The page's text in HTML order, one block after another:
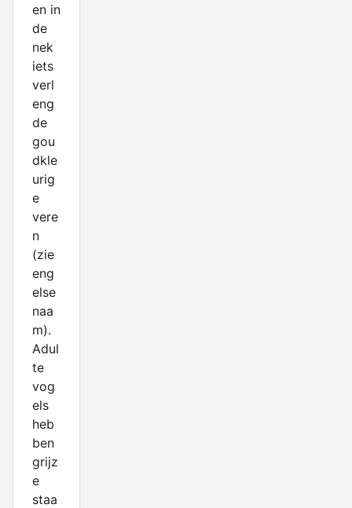
en in
de
nek
iets
verl
eng
de
gou
dkle
urig
e
vere
n
(zie
eng
else
naa
m).
Adul
te
vog
els
heb
ben
grijz
e
staa